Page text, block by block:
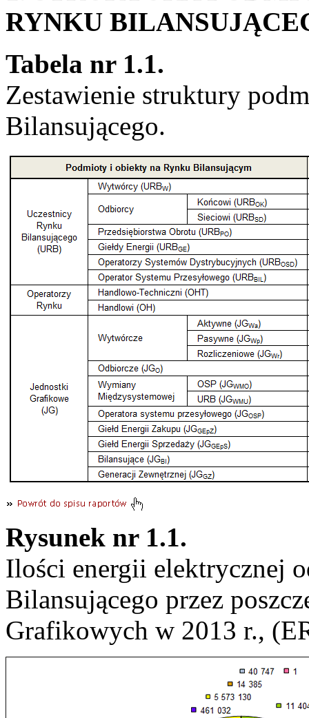
RYNKU
Tabela nr 1.1.
Zestawienie struktury
Bilansującego.
Rysunek nr 1.1.
Ilości energii elektrycznej
Bilansującego przez
Grafikowych w 2013 r.,